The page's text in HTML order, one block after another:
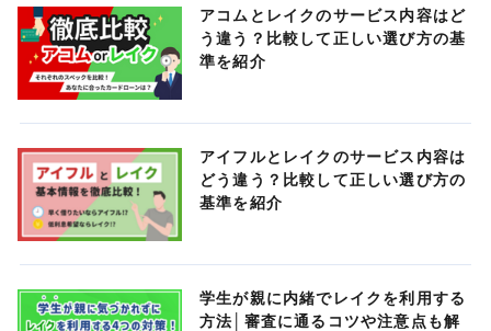
アコムとレイクのサービス内容はど
う違う？比較して正しい選び方の基
準を紹介
アイフルとレイクのサービス内容は
どう違う？比較して正しい選び方の
基準を紹介
学生が親に内緒でレイクを利用する
方法│審査に通るコツや注意点も解